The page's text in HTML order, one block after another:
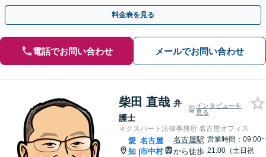
間・休日面談可】【完全個室】
料金表を見る
電話でお問い合わせ メールでお問い合わせ
柴田 直哉 弁
護士
インタビューを
見る
ネクスパート法律事務所 名古屋オフィス
愛
知 |
名古屋
市中村
名古屋駅
から徒歩
営業時間：09:00~
21:00（土日祝